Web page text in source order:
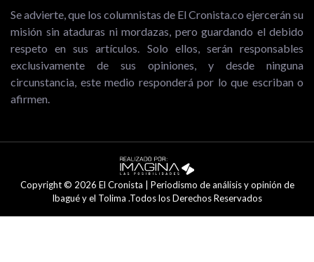
Se advierte, que los columnistas de El Cronista.co ejercerán su
misión sin ataduras ni mordazas, pero guardando el debido
respeto en sus artículos. Solo ellos, serán responsables
exclusivamente de sus opiniones, y desde ninguna
circunstancia, este medio responderá por lo que escriban o
afirmen.
Copyright © 2026 El Cronista | Periodismo de análisis y opinión de
Ibagué y el Tolima .Todos los Derechos Reservados